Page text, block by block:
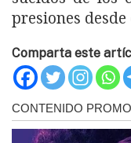
presiones
Comparta este